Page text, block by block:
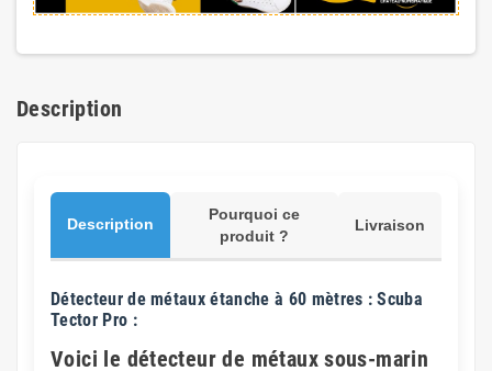
Description
Description
Pourquoi ce
produit ?
Livraison
Détecteur de métaux étanche à 60 mètres : Scuba
Tector Pro :
Voici le détecteur de métaux sous-marin